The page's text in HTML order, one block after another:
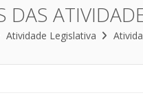
DAS
Atividade Legislativa